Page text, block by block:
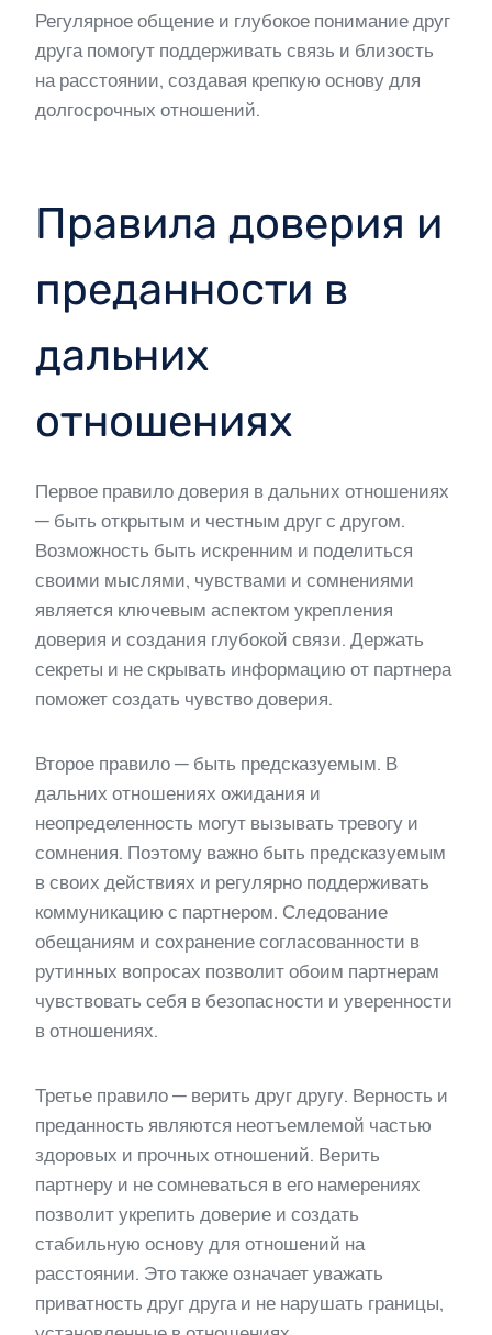
Регулярное общение и глубокое понимание друг
друга помогут поддерживать связь и близость
на расстоянии, создавая крепкую основу для
долгосрочных отношений.
Правила доверия и
преданности в
дальних
отношениях
Первое правило доверия в дальних отношениях
— быть открытым и честным друг с другом.
Возможность быть искренним и поделиться
своими мыслями, чувствами и сомнениями
является ключевым аспектом укрепления
доверия и создания глубокой связи. Держать
секреты и не скрывать информацию от партнера
поможет создать чувство доверия.
Второе правило — быть предсказуемым. В
дальних отношениях ожидания и
неопределенность могут вызывать тревогу и
сомнения. Поэтому важно быть предсказуемым
в своих действиях и регулярно поддерживать
коммуникацию с партнером. Следование
обещаниям и сохранение согласованности в
рутинных вопросах позволит обоим партнерам
чувствовать себя в безопасности и уверенности
в отношениях.
Третье правило — верить друг другу. Верность и
преданность являются неотъемлемой частью
здоровых и прочных отношений. Верить
партнеру и не сомневаться в его намерениях
позволит укрепить доверие и создать
стабильную основу для отношений на
расстоянии. Это также означает уважать
приватность друг друга и не нарушать границы,